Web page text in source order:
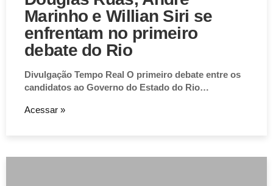
Marinho e Willian Siri se
enfrentam no primeiro
debate do Rio
Divulgação Tempo Real O primeiro debate entre os
candidatos ao Governo do Estado do Rio…
Acessar »